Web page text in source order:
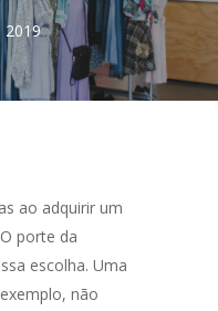
2019
ao adquirir um
porte da
escolha. Uma
não